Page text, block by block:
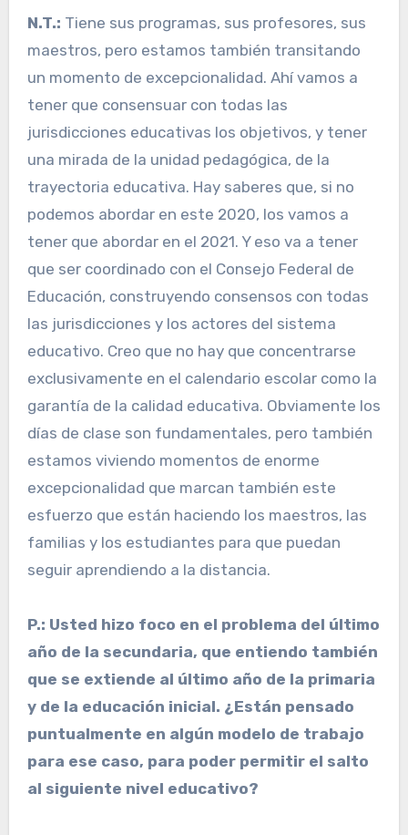
N.T.: Tiene sus programas, sus profesores, sus
maestros, pero estamos también transitando
un momento de excepcionalidad. Ahí vamos a
tener que consensuar con todas las
jurisdicciones educativas los objetivos, y tener
una mirada de la unidad pedagógica, de la
trayectoria educativa. Hay saberes que, si no
podemos abordar en este 2020, los vamos a
tener que abordar en el 2021. Y eso va a tener
que ser coordinado con el Consejo Federal de
Educación, construyendo consensos con todas
las jurisdicciones y los actores del sistema
educativo. Creo que no hay que concentrarse
exclusivamente en el calendario escolar como la
garantía de la calidad educativa. Obviamente los
días de clase son fundamentales, pero también
estamos viviendo momentos de enorme
excepcionalidad que marcan también este
esfuerzo que están haciendo los maestros, las
familias y los estudiantes para que puedan
seguir aprendiendo a la distancia.
P.: Usted hizo foco en el problema del último
año de la secundaria, que entiendo también
que se extiende al último año de la primaria
y de la educación inicial. ¿Están pensado
puntualmente en algún modelo de trabajo
para ese caso, para poder permitir el salto
al siguiente nivel educativo?